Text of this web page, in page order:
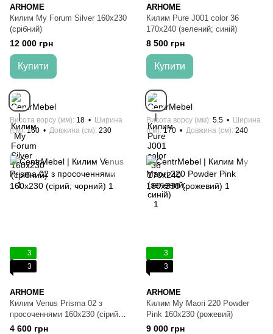
ARHOME
Килим My Forum Silver 160x230
(срібний)
12 000 грн
Купити
Висота ворсу (мм) 18
Ширина
(см) 160 Довжина (см) 230
ARHOME
Килим Pure J001 color 36
170x240 (зелений; синій)
8 500 грн
Купити
Висота ворсу (мм) 5.5
Ширина
(см) 170 Довжина (см) 240
3
3
ARHOME
Килим Venus Prisma 02 з
просоченнями 160х230 (сірий;
чорний)
4 600 грн
3
3
ARHOME
Килим My Maori 220 Powder
Pink 160х230 (рожевий)
9 000 грн